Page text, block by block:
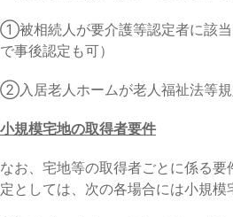
①被相続人が要介護等認定者に該
で事後認定も可）
②入居老人ホームが老人福祉法等規
小規模宅地の取得者要件
なお、宅地等の取得者ごとに係る
定としては、次の各場合には小規模